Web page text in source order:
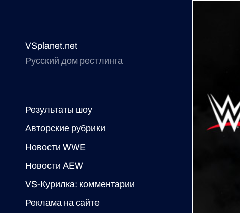
VSplanet.net
Русский дом рестлинга
Результаты шоу
Авторские рубрики
Новости WWE
Новости AEW
VS-Курилка: комментарии
Реклама на сайте